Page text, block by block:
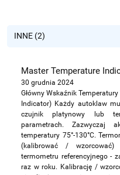
INNE (2)
Master Temperature
30 grudnia 2024
Główny Wskaźnik
Indicator) Każdy autoklaw
czujnik platynowy lub
parametrach. Zazwyczaj
temperatury 75°-130°C.
(kalibrować / wzorcować)
termometru referencyjnego -
raz w roku. Kalibrację /